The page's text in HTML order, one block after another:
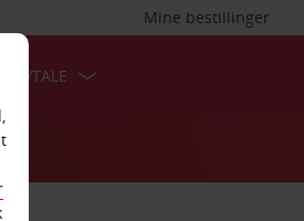
Mine bestillinger